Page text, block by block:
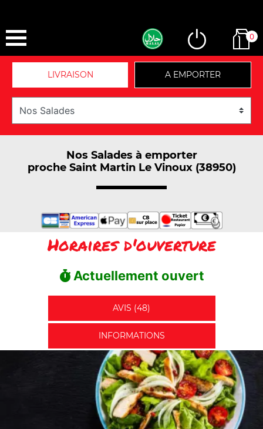
0
LIVRAISON A EMPORTER
Nos Salades à emporter
proche Saint Martin Le Vinoux (38950)
Horaires d'ouverture
Actuellement ouvert
AVIS (48)
INFORMATIONS